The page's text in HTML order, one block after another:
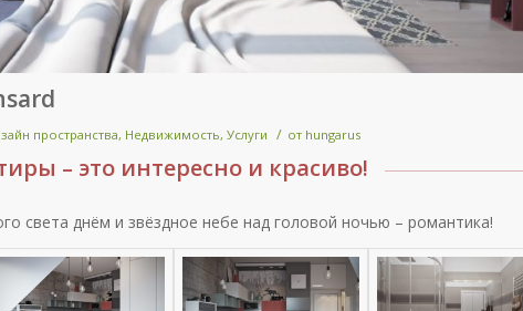
пространства, Недвижимость, Услуги / от hungarus
– это интересно и красиво!
света днём и звёздное небе над головой ночью – романтика!